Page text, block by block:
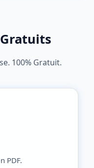
100% Gratuit.
PDF.